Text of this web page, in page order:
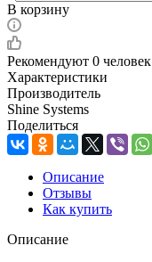
В корзину
Рекомендуют 0 человек
Характеристики
Производитель
Shine Systems
Поделиться
Описание
Отзывы
Как купить
Описание